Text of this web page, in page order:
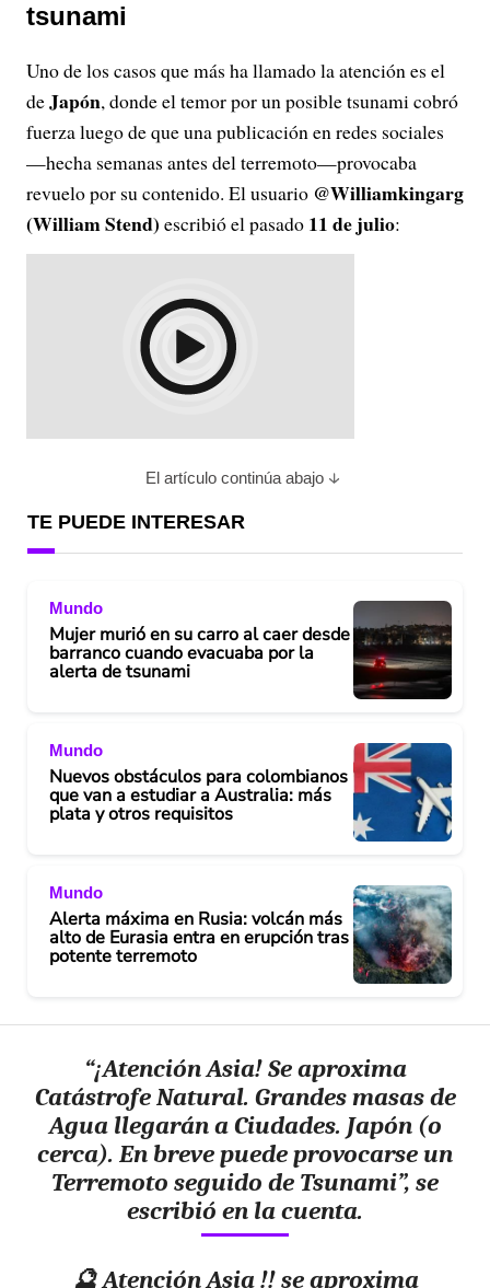
tsunami
Uno de los casos que más ha llamado la atención es el
deJapón, donde el temor por un posible tsunami cobró
fuerza luego de que una publicación en redes sociales
—hecha semanas antes del terremoto—provocaba
revuelo por su contenido. El usuario @Williamkingarg
(William Stend) escribió el pasado 11 de julio:
El artículo continúa abajo
TE PUEDE INTERESAR
Mundo
Mujer murió en su carro al caer desde
barranco cuando evacuaba por la
alerta de tsunami
Mundo
Nuevos obstáculos para colombianos
que van a estudiar a Australia: más
plata y otros requisitos
Mundo
Alerta máxima en Rusia: volcán más
alto de Eurasia entra en erupción tras
potente terremoto
“¡Atención Asia! Se aproxima
Catástrofe Natural. Grandes masas de
Agua llegarán a Ciudades. Japón (o
cerca). En breve puede provocarse un
Terremoto seguido de Tsunami”, se
escribió en la cuenta.
🔮 Atención Asia !! se aproxima